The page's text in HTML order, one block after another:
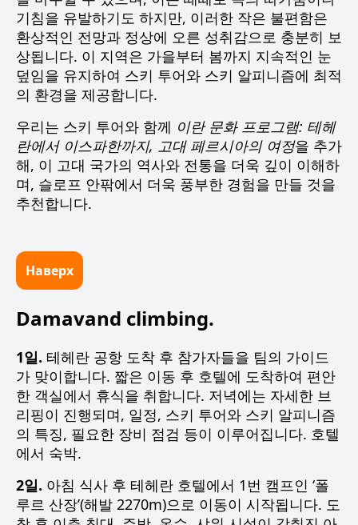
기침을 유발하기도 하지만, 이러한 작은 불편함은
환상적인 전망과 정상에 오른 성취감으로 충분히 보
상됩니다. 이 지역은 가을부터 봄까지 지속적인 눈
덮임을 유지하여 스키 투어와 스키 알피니즘에 최적
의 환경을 제공합니다.
우리는 스키 투어와 함께 이란 문화 프로그램: 테헤
란에서 이스파한까지, 고대 페르시아의 여정을 추가
해, 이 고대 국가의 역사와 전통을 더욱 깊이 이해하
며, 슬로프 안팎에서 더욱 풍부한 경험을 만들 것을
추천합니다.
Наверх
Damavand climbing.
1일. 테헤란 공항 도착 후 참가자들을 팀의 가이드
가 맞이합니다. 짧은 이동 후 호텔에 도착하여 편안
한 객실에서 휴식을 취합니다. 저녁에는 자세한 브
리핑이 진행되며, 일정, 스키 투어와 스키 알피니즘
의 특징, 필요한 장비 점검 등이 이루어집니다. 호텔
에서 숙박.
2일. 아침 식사 후 테헤란 호텔에서 1번 캠프인 ‘폴
루르 산장’(해발 2270m)으로 이동이 시작됩니다. 도